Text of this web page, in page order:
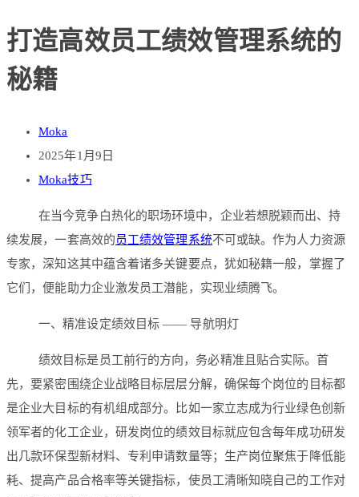
打造高效员工绩效管理系统的
秘籍
Moka
2025年1月9日
Moka技巧
在当今竞争白热化的职场环境中，企业若想脱颖而出、持
续发展，一套高效的员工绩效管理系统不可或缺。作为人力资源
专家，深知这其中蕴含着诸多关键要点，犹如秘籍一般，掌握了
它们，便能助力企业激发员工潜能，实现业绩腾飞。
一、精准设定绩效目标 —— 导航明灯
绩效目标是员工前行的方向，务必精准且贴合实际。首
先，要紧密围绕企业战略目标层层分解，确保每个岗位的目标都
是企业大目标的有机组成部分。比如一家立志成为行业绿色创新
领军者的化工企业，研发岗位的绩效目标就应包含每年成功研发
出几款环保型新材料、专利申请数量等；生产岗位聚焦于降低能
耗、提高产品合格率等关键指标，使员工清晰知晓自己的工作对